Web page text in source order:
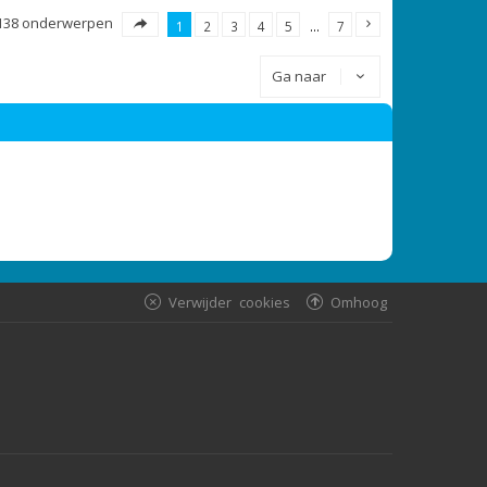
onderwerpen 1 2 3 4 5 … 7
Ga naar
Omhoog
Verwijder cookies